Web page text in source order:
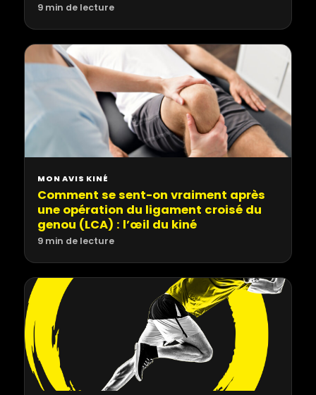
9 min de lecture
MON AVIS KINÉ
Comment se sent-on vraiment après
une opération du ligament croisé du
genou (LCA) : l’œil du kiné
9 min de lecture